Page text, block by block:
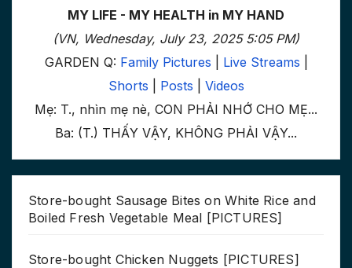
MY LIFE - MY HEALTH in MY HAND
(VN, Wednesday, July 23, 2025 5:05 PM)
GARDEN Q: Family Pictures Live Streams
Shorts
Posts
Videos
Mẹ: T., nhìn mẹ nè, CON PHẢI NHỚ CHO MẸ...
Ba: (T.) THẤY VẬY, KHÔNG PHẢI VẬY...
Store-bought Sausage Bites on White Rice and
Boiled Fresh Vegetable Meal [PICTURES]
Store-bought Chicken Nuggets [PICTURES]